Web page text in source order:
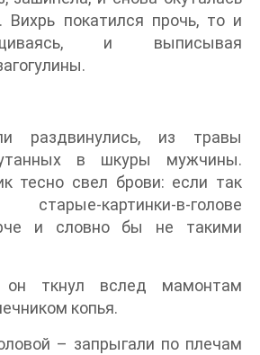
покатился прочь, то и
и выписывая
раздвинулись, из травы
в шкуры мужчины.
тесно свел брови: если так
картинки-в-голове
и словно бы не такими
ткнул вслед мамонтам
копья.
– запрыгали по плечам